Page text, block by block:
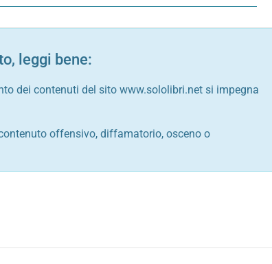
leggi bene:
dei contenuti del sito www.sololibri.net si impegna
offensivo, diffamatorio, osceno o
italiano e di quelle internazionali
sarcastico, denigratorio e sbeffeggiatorio
al rispetto dell'ordine pubblico
della privacy di qualsiasi cittadino
nei confronti di qualsiasi razza, popolo, cultura,